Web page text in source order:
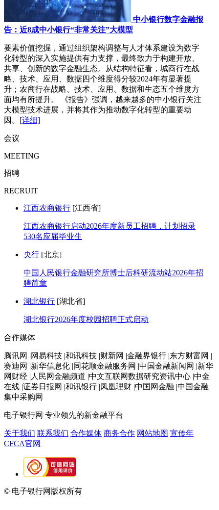
中小银行数字金融报
告：近8成中小银行“非常关注”大模型
要素价值挖掘，通过组织架构调整与人才体系建设为数字
化转型的深入实施提供有力支撑，最终致力于构建开放、
共享、创新的数字金融生态。从结构特征看，城商行在战
略、技术、应用、数据四个维度得分较2024年有显著提
升；农商行在战略、技术、应用、数据和生态五个维度方
面均有所提升。 《报告》强调，越来越多的中小银行关注
大模型技术进展，并将其作为推动数字化转型的重要动
因。 [详细]
会议
MEETING
招聘
RECRUIT
江西农商银行 [江西省]
江西农商银行启动2026年度新员工招聘，计划招录
530名应届毕业生
央行 [北京]
中国人民银行金融研究所博士后科研流动站2026年招
聘简章
湖北银行 [湖北省]
湖北银行2026年度校园招聘正式启动
合作媒体
腾讯网 |网易科技 |和讯科技 |财新网 |金融界银行 |东方财富网 |
赛迪网 |新华信息化 |同花顺金融服务网 |中国金融新闻网 |新华
网财经 |人民网金融频道 |中文互联网数据研究资讯中心 |中金
在线 |证券日报网 |和讯银行 |凤凰理财 |中国网金融 |中国金融
集中采购网
电子银行网 专业领先的新金融平台
关于我们 联系我们 合作媒体 商务合作 网站地图 宣传年
CFCA官网
© 电子银行网版权所有